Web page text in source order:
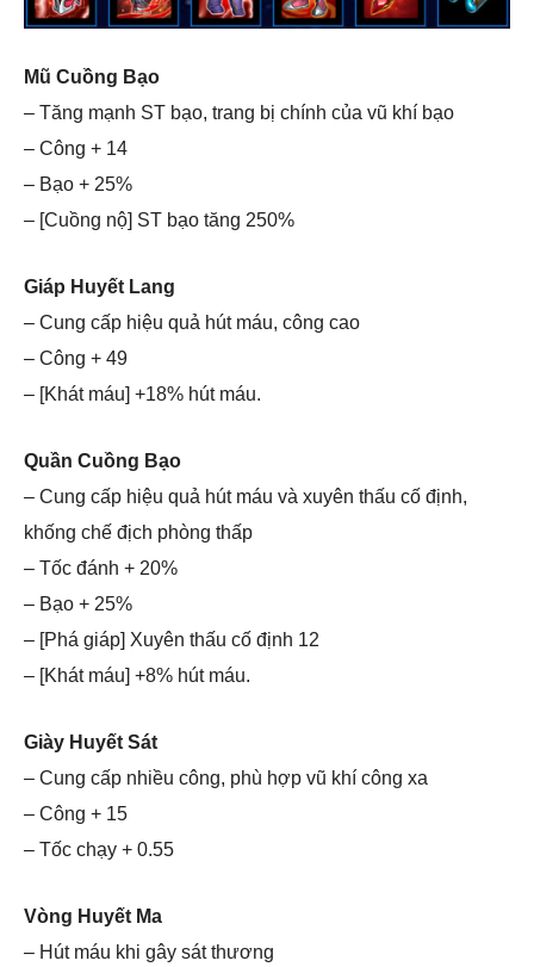
Mũ Cuồng Bạo
– Tăng mạnh ST bạo, trang bị chính của vũ khí bạo
– Công + 14
– Bạo + 25%
– [Cuồng nộ] ST bạo tăng 250%
Giáp Huyết Lang
– Cung cấp hiệu quả hút máu, công cao
– Công + 49
– [Khát máu] +18% hút máu.
Quần Cuồng Bạo
– Cung cấp hiệu quả hút máu và xuyên thấu cố định,
khống chế địch phòng thấp
– Tốc đánh + 20%
– Bạo + 25%
– [Phá giáp] Xuyên thấu cố định 12
– [Khát máu] +8% hút máu.
Giày Huyết Sát
– Cung cấp nhiều công, phù hợp vũ khí công xa
– Công + 15
– Tốc chạy + 0.55
Vòng Huyết Ma
– Hút máu khi gây sát thương